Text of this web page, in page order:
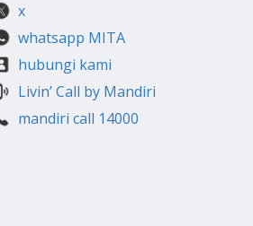
x
whatsapp MITA
hubungi kami
Livin’ Call by Mandiri
mandiri call 14000